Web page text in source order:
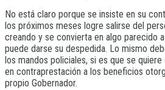
No está claro porque se insiste en su
los próximos meses logre salirse del
creando y se convierta en algo parecido
puede darse su despedida. Lo mismo
los mandos policiales, si es que se
en contraprestación a los beneficios
propio Gobernador.